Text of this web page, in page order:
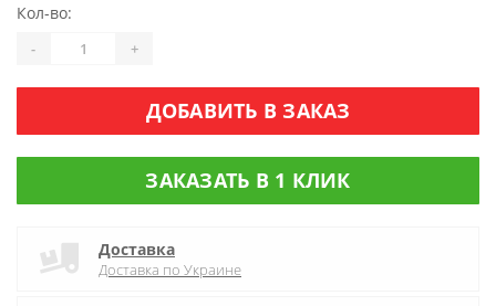
Кол-во:
- +
ДОБАВИТЬ В ЗАКАЗ
ЗАКАЗАТЬ В 1 КЛИК
Доставка
Доставка по Украине